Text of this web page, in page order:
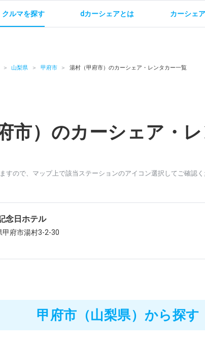
クルマを探す dカーシェアとは カーシェア
山梨県 甲府市 湯村（甲府市）のカーシェア・レンタカー一覧
市）のカーシェア・
すので、マップ上で該当ステーションのアイコン選択してご確認く
念日ホテル
甲府市湯村3-2-30
甲府市（山梨県）から探す
問い合わせ